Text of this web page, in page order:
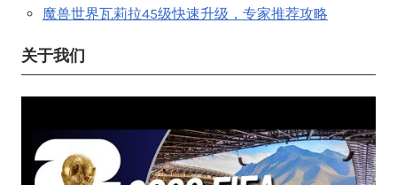
魔兽世界瓦莉拉45级快速升级，专家推荐攻略
关于我们